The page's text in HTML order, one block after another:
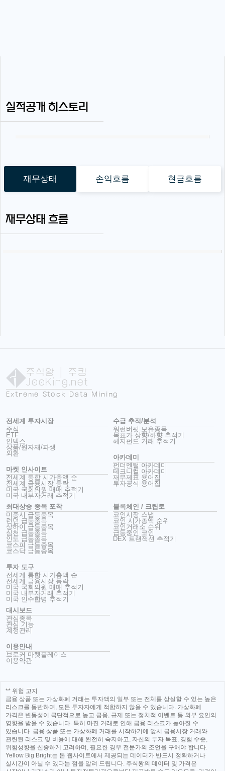
실적공개 히스토리
재무상태 손익흐름 현금흐름
재무상태 흐름
주식왕 | 주킹
JooKing.net
Extreme Stock Data Mining
전세계 투자시장
주식
ETF
인덱스
상품/원자재/파생
외환
마켓 인사이트
전세계 통합 시가총액 순
전세계 금융시장 등락
미국 국회의원 매매 추적기
미국 내부자거래 추적기
수급 추적/분석
워런버핏 보유종목
목표가 상향/하향 추적기
헤지펀드 거래 추적기
아카데미
펀더멘털 아카데미
테크니컬 아카데미
재무제표 용어집
투자공식 용어집
최대상승 종목 포착
미증시 급등종목
런던 급등종목
상하이 급등종목
심천 급등종목
인도 급등종목
코스피 급등종목
코스닥 급등종목
투자 도구
전세계 통합 시가총액 순
전세계 금융시장 등락
미국 국회의원 매매 추적기
미국 내부자거래 추적기
미국 인수합병 추적기
블록체인 / 크립토
코인시장 스냅
코인 시가총액 순위
코인거래소 순위
급등중인 코인
DEX 트랜잭션 추적기
대시보드
관심종목
관심 기능
계정관리
이용안내
브로커 마켓플레이스
이용약관
** 위험 고지
금융 상품 또는 가상화폐 거래는 투자액의 일부 또는 전체를 상실할 수 있는 높은
리스크를 동반하며, 모든 투자자에게 적합하지 않을 수 있습니다. 가상화폐
가격은 변동성이 극단적으로 높고 금융, 규제 또는 정치적 이벤트 등 외부 요인의
영향을 받을 수 있습니다. 특히 마진 거래로 인해 금융 리스크가 높아질 수
있습니다. 금융 상품 또는 가상화폐 거래를 시작하기에 앞서 금융시장 거래와
관련된 리스크 및 비용에 대해 완전히 숙지하고, 자신의 투자 목표, 경험 수준,
위험성향을 신중하게 고려하며, 필요한 경우 전문가의 조언을 구해야 합니다.
Yellow Big Bright는 본 웹사이트에서 제공되는 데이터가 반드시 정확하거나
실시간이 아닐 수 있다는 점을 알려 드립니다. 주식왕의 데이터 및 가격은